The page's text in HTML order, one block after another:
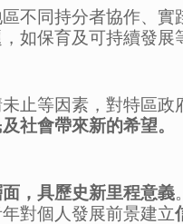
不同持分者協作、
如保育及可持續發展
止等因素，對特區
社會帶來新的希望。
，具歷史新里程意義
年對個人發展前景建立